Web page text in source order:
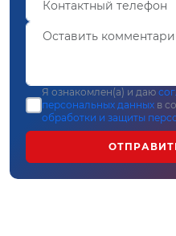
Я ознакомлен(а) и даю
персональных данных в
обработки и защиты